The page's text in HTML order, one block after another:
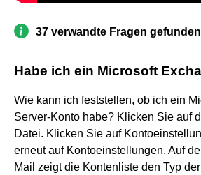
37 verwandte Fragen gefunden
Habe ich ein Microsoft
Wie kann ich feststellen, ob ich ein
Server-Konto habe? Klicken Sie auf
Datei. Klicken Sie auf
erneut auf Kontoeinstellungen. Auf
Mail zeigt die Kontenliste den Typ